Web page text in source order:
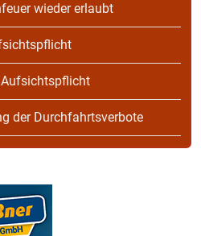
wieder erlaubt
der Durchfahrtsverbote